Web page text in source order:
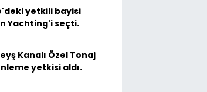
yetkili bayisi
Yachting'i seçti.
Kanalı Özel Tonaj
yetkisi aldı.